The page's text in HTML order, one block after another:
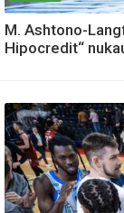
M. Ashtono-
Hipocredit“